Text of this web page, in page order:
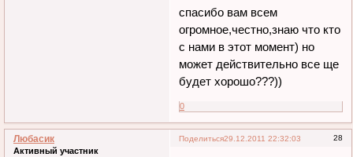
спасибо вам всем
огромное,честно,знаю что кто
с нами в этот момент) но
может действительно все ще
будет хорошо???))
0
Поделиться 28
29.12.2011 22:32:03
Любасик
Активный участник